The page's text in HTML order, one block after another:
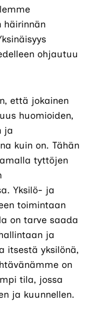
häirinnän
ohjautuu
että jokainen
huomioiden,
ja
kuin on. Tähän
tyttöjen
Yksilö- ja
toimintaan
on tarve saada
ja
itsestä yksilönä,
on
tila, jossa
ja kuunnellen.